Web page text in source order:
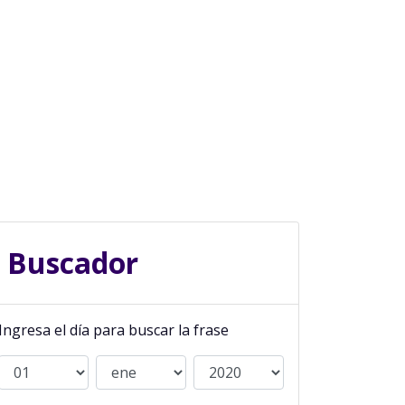
Buscador
Ingresa el día para buscar la frase